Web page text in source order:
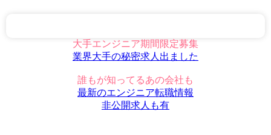
大手エンジニア期間限定募集
業界大手の秘密求人出ました
誰もが知ってるあの会社も
最新のエンジニア転職情報
非公開求人も有